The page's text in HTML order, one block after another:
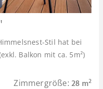
Stil hat bei
Balkon mit ca. 5m²)
Zimmergröße: 28 m2